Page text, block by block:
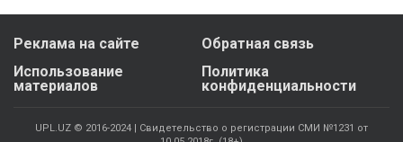
Реклама на сайте
Обратная связь
Использование
материалов
Политика
конфиденциальности
UPL.UZ © 2016-2024 | Свидетельство о регистрации СМИ №1231 от